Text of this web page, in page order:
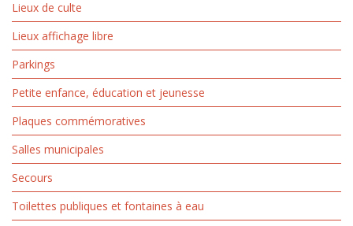
Lieux de culte
Lieux affichage libre
Parkings
Petite enfance, éducation et jeunesse
Plaques commémoratives
Salles municipales
Secours
Toilettes publiques et fontaines à eau